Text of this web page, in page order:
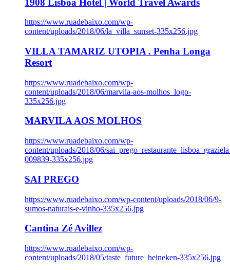
https://www.ruadebaixo.com/wp-
content/uploads/2018/06/la_villa_sunset-335x256.jpg
VILLA TAMARIZ UTOPIA . Penha Longa
Resort
https://www.ruadebaixo.com/wp-
content/uploads/2018/06/marvila-aos-molhos_logo-
335x256.jpg
MARVILA AOS MOLHOS
https://www.ruadebaixo.com/wp-
content/uploads/2018/06/
009839-335x256.jpg
SAI PREGO
https://www.ruadebaixo.com/wp-content/uploads/2018/06/9-
sumos-naturais-e-vinho-335x256.jpg
Cantina Zé Avillez
https://www.ruadebaixo.com/wp-
content/uploads/2018/05/taste_future_heineken-335x256.jpg